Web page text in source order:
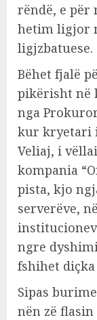
rëndë, e për
hetim ligjor
ligjzbatuese.
Bëhet fjalë
pikërisht në
nga
kur kryetari
Veliaj, i
kompania
pista, kjo
serverëve,
ngre
fshihet diçka
Sipas
nën zë